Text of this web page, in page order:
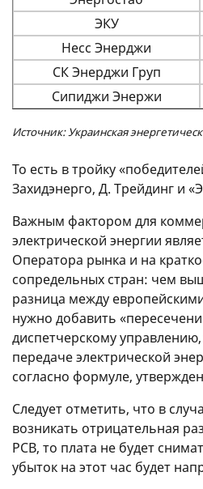
ЭКУ
Несс Энерджи
СК Энерджи Груп
Сипиджи Энержи
Источник: Украинская
То есть в тройку
Захидэнерго, Д. Трейдинг и
Важным фактором для
электрической энергии
Оператора рынка и на
сопредельных стран: чем
разница между
нужно добавить
диспетчерскому
передаче электрической
согласно формуле,
Следует отметить, что в
возникать отрицательная
РСВ, то плата не будет
убыток на этот час будет